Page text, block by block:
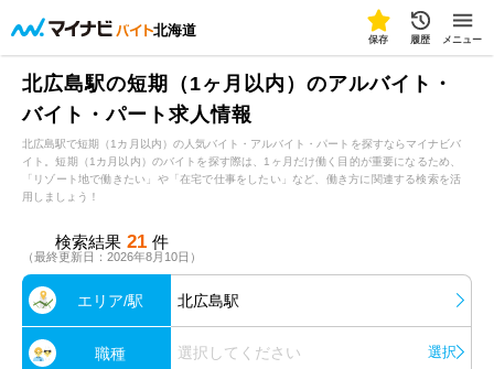
北海道
保存 履歴 メニュー
北広島駅の短期（1ヶ月以内）のアルバイト・
バイト・パート求人情報
北広島駅で短期（1カ月以内）の人気バイト・アルバイト・パートを探すならマイナビバ
イト。短期（1カ月以内）のバイトを探す際は、1ヶ月だけ働く目的が重要になるため、
「リゾート地で働きたい」や「在宅で仕事をしたい」など、働き方に関連する検索を活
用しましょう！
検索結果 21 件
（最終更新日：2026年8月10日）
エリア/駅 北広島駅
職種 選択してください 選択